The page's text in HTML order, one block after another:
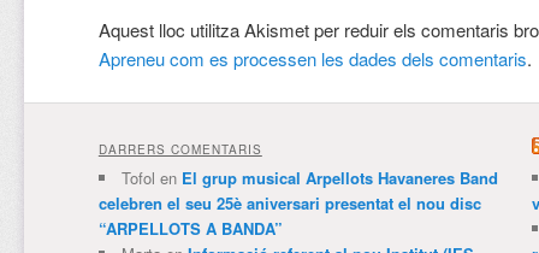
Aquest lloc utilitza Akismet per reduir els comentaris
Apreneu com es processen les dades dels comentaris.
DARRERS COMENTARIS
Tofol en El grup musical Arpellots Havaneres Band
celebren el seu 25è aniversari presentat el nou disc
“ARPELLOTS A BANDA”